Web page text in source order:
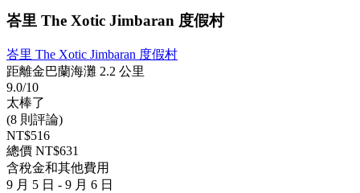
峇里 The Xotic Jimbaran 度假村
峇里 The Xotic Jimbaran 度假村
距離金巴蘭海灘 2.2 公里
9.0/10
太棒了
(8 則評論)
NT$516
總價 NT$631
含稅金和其他費用
9 月 5 日 - 9 月 6 日